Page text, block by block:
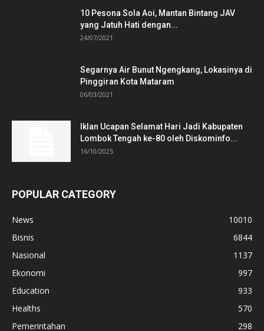
10 Pesona Sola Aoi, Mantan Bintang JAV
yang Jatuh Hati dengan...
24/07/2021
Segarnya Air Bunut Ngengkang, Lokasinya di
Pinggiran Kota Mataram
06/03/2021
Iklan Ucapan Selamat Hari Jadi Kabupaten
Lombok Tengah ke-80 oleh Diskominfo...
16/10/2025
POPULAR CATEGORY
News
10010
Bisnis
6844
Nasional
1137
Ekonomi
997
Education
933
Healths
570
Pemerintahan
298